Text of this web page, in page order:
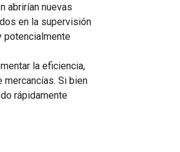
abrirían nuevas
en la supervisión
potencialmente
la eficiencia,
Si bien
rápidamente